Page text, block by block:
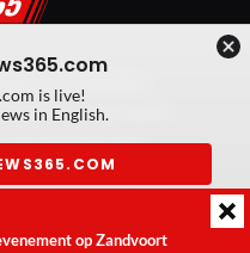
voorwaarden
by On Your Marks
Kansspeluitingen
is live!
in English.
op Zandvoort